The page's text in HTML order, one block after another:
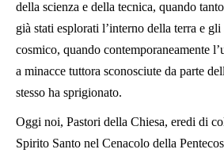
della scienza e della tecnica, quando
già stati esplorati l’interno della terra e
cosmico, quando contemporaneamente
a minacce tuttora sconosciute da parte
stesso ha sprigionato.
Oggi noi, Pastori della Chiesa, eredi di
Spirito Santo nel Cenacolo della